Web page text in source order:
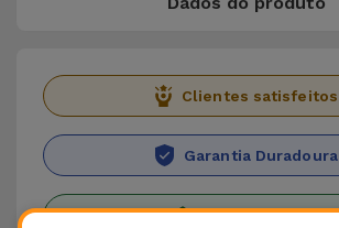
Clientes satisfeitos
Garantia Duradoura
Entrega Grátis